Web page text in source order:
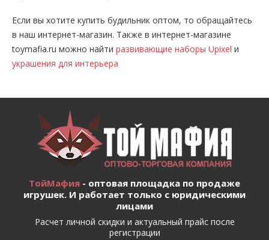
Если вы хотите купить будильник оптом, то обращайтесь
в наш интернет-магазин. Также в интернет-магазине
toymafia.ru можно найти развивающие наборы Upixel и
украшения для интерьера
ТойМафия - оптовая площадка по продаже
игрушек. И работает только с юридическими
лицами
Расчет личной скидки и актуальный прайс после
регистрации